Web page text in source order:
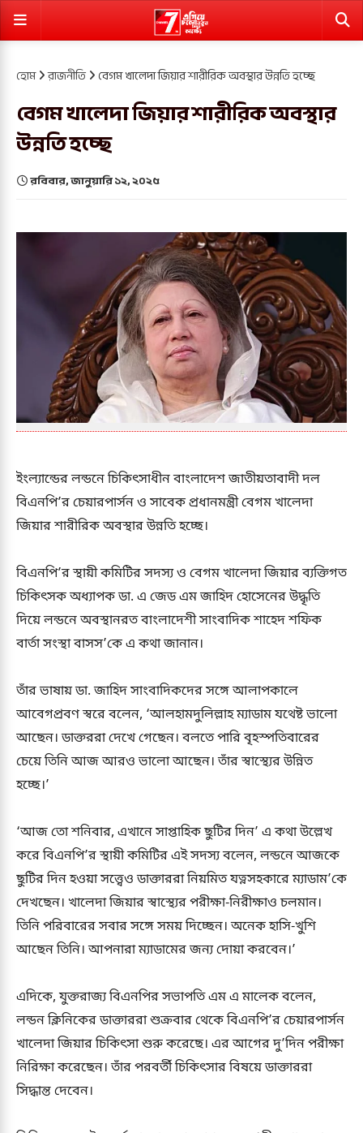
হোম রাজনীতি বেগম খালেদা জিয়ার শারীরিক অবস্থার উন্নতি হচ্ছে
বেগম খালেদা জিয়ার শারীরিক অবস্থার
উন্নতি হচ্ছে
রবিবার, জানুয়ারি ১২, ২০২৫
ইংল্যান্ডের লন্ডনে চিকিৎসাধীন বাংলাদেশ জাতীয়তাবাদী দল
বিএনপি’র চেয়ারপার্সন ও সাবেক প্রধানমন্ত্রী বেগম খালেদা
জিয়ার শারীরিক অবস্থার উন্নতি হচ্ছে।
বিএনপি’র স্থায়ী কমিটির সদস্য ও বেগম খালেদা জিয়ার ব্যক্তিগত
চিকিৎসক অধ্যাপক ডা. এ জেড এম জাহিদ হোসেনের উদ্ধৃতি
দিয়ে লন্ডনে অবস্থানরত বাংলাদেশী সাংবাদিক শাহেদ শফিক
বার্তা সংস্থা বাসস’কে এ কথা জানান।
তাঁর ভাষায় ডা. জাহিদ সাংবাদিকদের সঙ্গে আলাপকালে
আবেগপ্রবণ স্বরে বলেন, ‘আলহামদুলিল্লাহ ম্যাডাম যথেষ্ট ভালো
আছেন। ডাক্তররা দেখে গেছেন। বলতে পারি বৃহস্পতিবারের
চেয়ে তিনি আজ আরও ভালো আছেন। তাঁর স্বাস্থ্যের উন্নিত
হচ্ছে।’
‘আজ তো শনিবার, এখানে সাপ্তাহিক ছুটির দিন’ এ কথা উল্লেখ
করে বিএনপি’র স্থায়ী কমিটির এই সদস্য বলেন, লন্ডনে আজকে
ছুটির দিন হওয়া সত্ত্বেও ডাক্তাররা নিয়মিত যত্নসহকারে ম্যাডাম’কে
দেখছেন। খালেদা জিয়ার স্বাস্থ্যের পরীক্ষা-নিরীক্ষাও চলমান।
তিনি পরিবারের সবার সঙ্গে সময় দিচ্ছেন। অনেক হাসি-খুশি
আছেন তিনি। আপনারা ম্যাডামের জন্য দোয়া করবেন।’
এদিকে, যুক্তরাজ্য বিএনপির সভাপতি এম এ মালেক বলেন,
লন্ডন ক্লিনিকের ডাক্তাররা শুক্রবার থেকে বিএনপি’র চেয়ারপার্সন
খালেদা জিয়ার চিকিৎসা শুরু করেছে। এর আগের দু’দিন পরীক্ষা
নিরিক্ষা করেছেন। তাঁর পরবর্তী চিকিৎসার বিষয়ে ডাক্তাররা
সিদ্ধান্ত দেবেন।